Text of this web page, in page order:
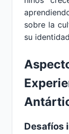
sobre la
su
Desafíos